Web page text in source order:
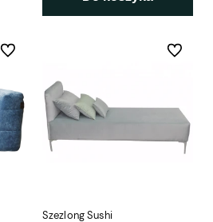
Do ulubionych
Szezlong Sushi
Do